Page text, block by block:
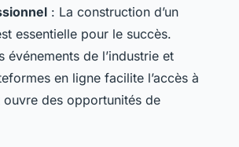
: La construction d’un
essentielle pour le succès.
événements de l’industrie et
en ligne facilite l’accès à
ouvre des opportunités de